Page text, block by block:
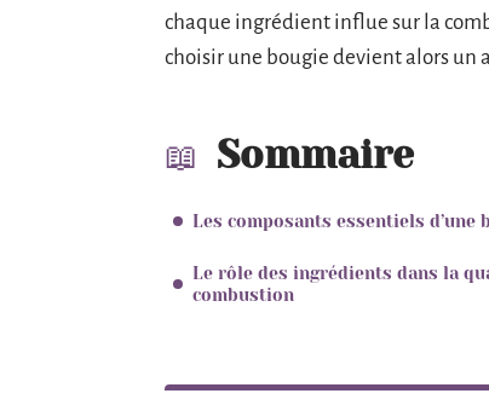
chaque ingrédient influe sur la
choisir une bougie devient alors un
Sommaire
Les composants essentiels d’une
Le rôle des ingrédients dans la
combustion